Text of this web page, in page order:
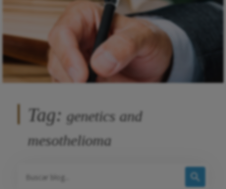
Tag: genetics and
mesothelioma